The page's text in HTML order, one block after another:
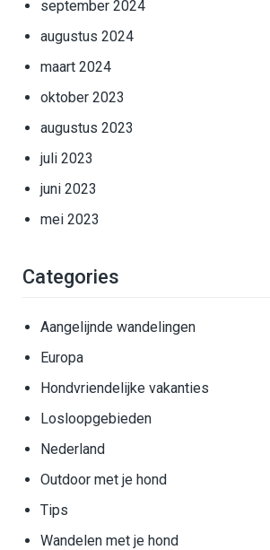
september 2024
augustus 2024
maart 2024
oktober 2023
augustus 2023
juli 2023
juni 2023
mei 2023
Categories
Aangelijnde wandelingen
Europa
Hondvriendelijke vakanties
Losloopgebieden
Nederland
Outdoor met je hond
Tips
Wandelen met je hond